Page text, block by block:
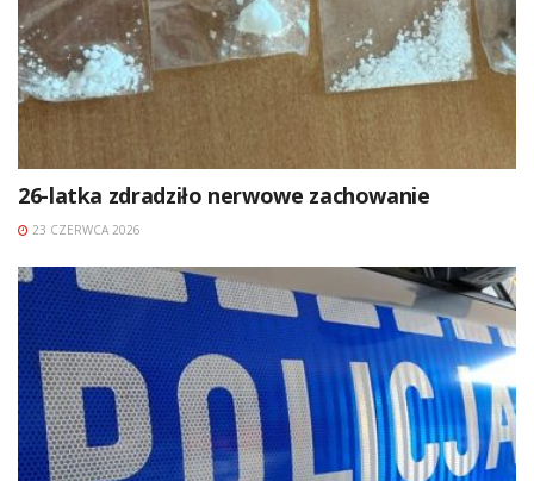
26-latka zdradziło nerwowe zachowanie
23 CZERWCA 2026